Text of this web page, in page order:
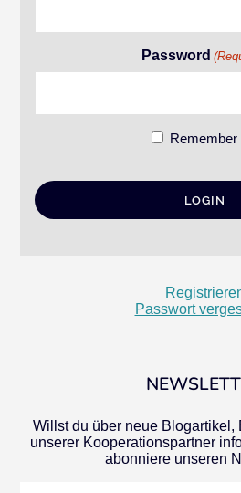
Password
Remember
Passwort
Willst du über neue Blogartikel,
unserer Kooperationspartner
abonniere unseren